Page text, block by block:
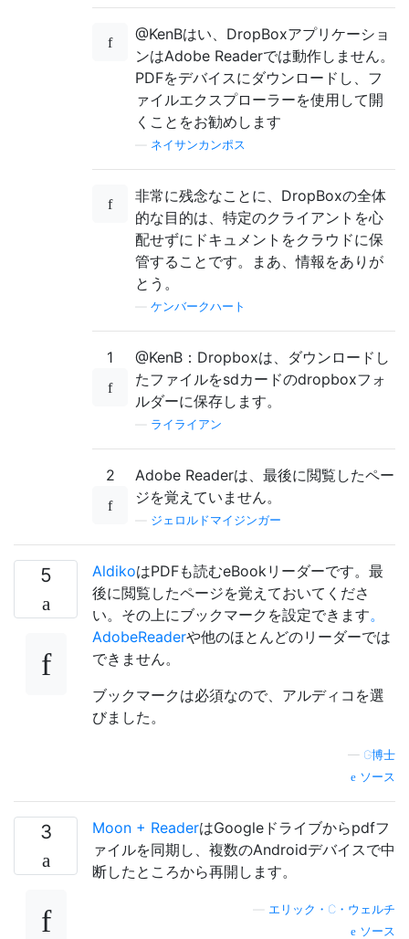
@KenBはい、DropBoxアプリケーショ
ンはAdobe Readerでは動作しません。
PDFをデバイスにダウンロードし、フ
ァイルエクスプローラーを使用して開
くことをお勧めします
ネイサンカンポス
非常に残念なことに、DropBoxの全体
的な目的は、特定のクライアントを心
配せずにドキュメントをクラウドに保
管することです。まあ、情報をありが
とう。
ケンバークハート
1
@KenB：Dropboxは、ダウンロードし
たファイルをsdカードのdropboxフォ
ルダーに保存します。
ライライアン
2
Adobe Readerは、最後に閲覧したペー
ジを覚えていません。
ジェロルドマイジンガー
5 AldikoはPDFも読むeBookリーダーです。最
後に閲覧したページを覚えておいてくださ
い。その上にブックマークを設定できます。
AdobeReaderや他のほとんどのリーダーでは
できません。
ブックマークは必須なので、アルディコを選
びました。
— G博士
ソース
3 Moon + ReaderはGoogleドライブからpdfフ
ァイルを同期し、複数のAndroidデバイスで中
断したところから再開します。
エリック・C・ウェルチ
ソース